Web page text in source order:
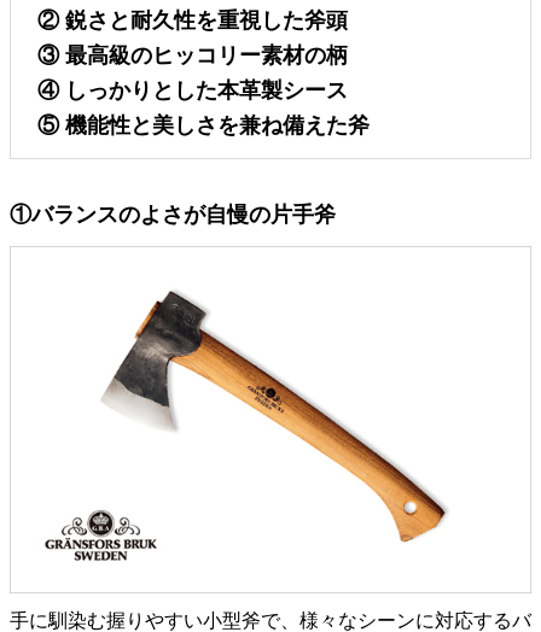
② 鋭さと耐久性を重視した斧頭
③ 最高級のヒッコリー素材の柄
④ しっかりとした本革製シース
⑤ 機能性と美しさを兼ね備えた斧
①バランスのよさが自慢の片手斧
手に馴染む握りやすい小型斧で、様々なシーンに対応するバ